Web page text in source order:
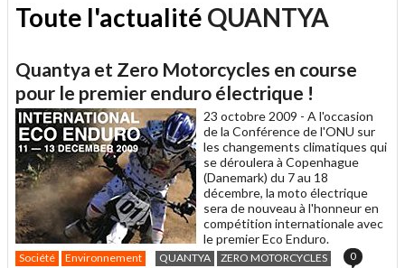
Toute l'actualité QUANTYA
Quantya et Zero Motorcycles en course
pour le premier enduro électrique !
23 octobre 2009 - A l'occasion
de la Conférence de l'ONU sur
les changements climatiques qui
se déroulera à Copenhague
(Danemark) du 7 au 18
décembre, la moto électrique
sera de nouveau à l'honneur en
compétition internationale avec
le premier Eco Enduro.
Société Environnement QUANTYA ZERO MOTORCYCLES 0